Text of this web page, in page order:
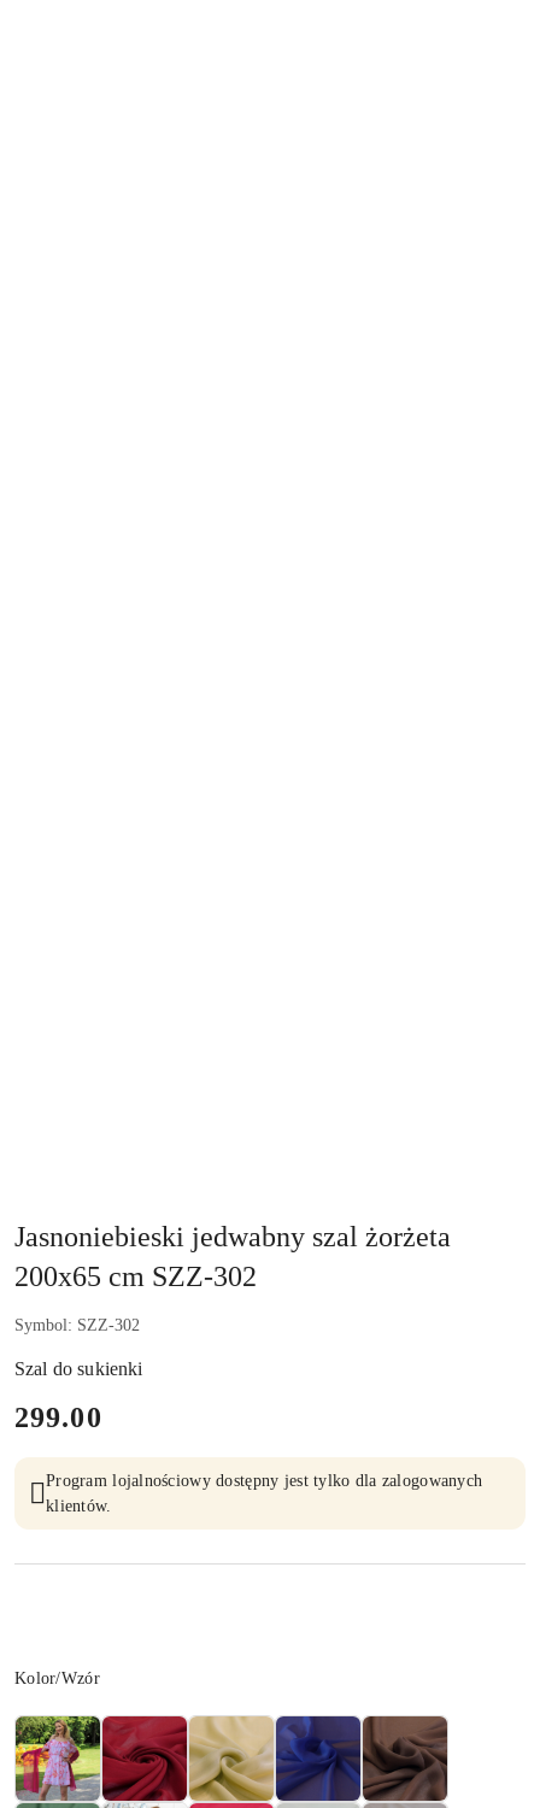
Jasnoniebieski jedwabny szal żorżeta
200x65 cm SZZ-302
Symbol: SZZ-302
Szal do sukienki
cena:
299.00
Program lojalnościowy dostępny jest tylko dla zalogowanych
klientów.
Wariant
Kolor/Wzór